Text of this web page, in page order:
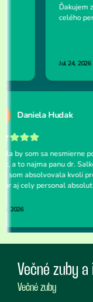
Večné zuby
Večné zuby